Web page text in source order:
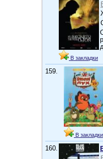
В закладки
159.
В закладки
160.